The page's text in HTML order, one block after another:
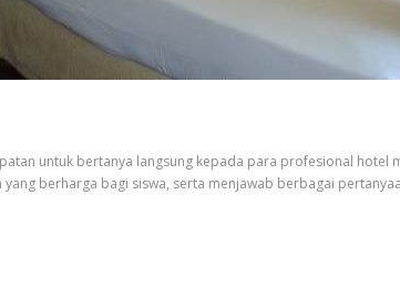
untuk bertanya langsung kepada para profesional
berharga bagi siswa, serta menjawab berbagai